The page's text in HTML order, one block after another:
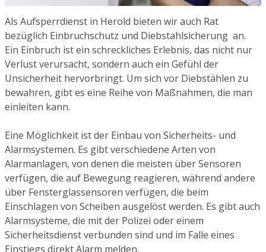
Als Aufsperrdienst in Herold bieten wir auch Rat
bezüglich Einbruchschutz und Diebstahlsicherung an.
Ein Einbruch ist ein schreckliches Erlebnis, das nicht nur
Verlust verursacht, sondern auch ein Gefühl der
Unsicherheit hervorbringt. Um sich vor Diebstählen zu
bewahren, gibt es eine Reihe von Maßnahmen, die man
einleiten kann.
Eine Möglichkeit ist der Einbau von Sicherheits- und
Alarmsystemen. Es gibt verschiedene Arten von
Alarmanlagen, von denen die meisten über Sensoren
verfügen, die auf Bewegung reagieren, während andere
über Fensterglassensoren verfügen, die beim
Einschlagen von Scheiben ausgelöst werden. Es gibt auch
Alarmsysteme, die mit der Polizei oder einem
Sicherheitsdienst verbunden sind und im Falle eines
Einstiegs direkt Alarm melden.